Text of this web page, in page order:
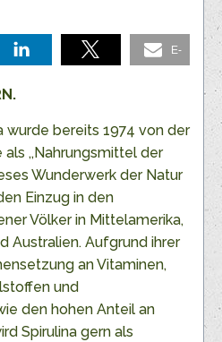
teilen
E-
wurde bereits 1974 von der
,,Nahrungsmittel der
Wunderwerk der Natur
Einzug in den
Völker in Mittelamerika,
Australien. Aufgrund ihrer
an Vitaminen,
und
den hohen Anteil an
Spirulina gern als